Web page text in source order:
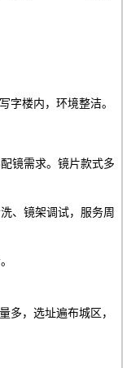
字楼内，环境整洁。
镜需求。镜片款式多
、镜架调试，服务周
多，选址遍布城区，